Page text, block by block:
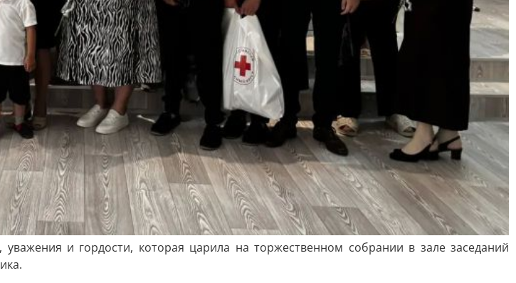
и гордости, которая царила на торжественном собрании в зале заседаний